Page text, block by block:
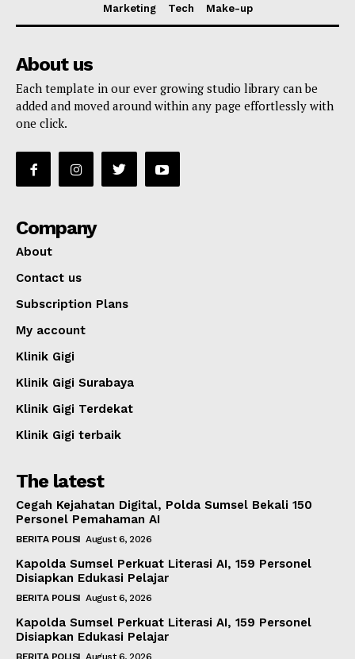
Marketing
Tech Make-up
About us
Each template in our ever growing studio library can be
added and moved around within any page effortlessly with
one click.
Company
About
Contact us
Subscription Plans
My account
Klinik Gigi
Klinik Gigi Surabaya
Klinik Gigi Terdekat
Klinik Gigi terbaik
The latest
Cegah Kejahatan Digital, Polda Sumsel Bekali 150
Personel Pemahaman AI
BERITA POLISI August 6, 2026
Kapolda Sumsel Perkuat Literasi AI, 159 Personel
Disiapkan Edukasi Pelajar
BERITA POLISI August 6, 2026
Kapolda Sumsel Perkuat Literasi AI, 159 Personel
Disiapkan Edukasi Pelajar